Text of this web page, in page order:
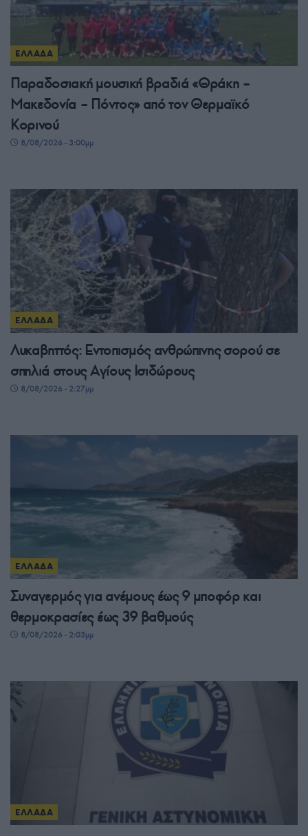
ΕΛΛΑΔΑ
Παραδοσιακή μουσική βραδιά «Θράκη –
Μακεδονία – Πόντος» από τον Θερμαϊκό
Κορινού
8/08/2026 - 3:00μμ
ΕΛΛΑΔΑ
Λυκαβηττός: Εντοπισμός ανθρώπινης σορού σε
σπηλιά στους Αγίους Ισιδώρους
8/08/2026 - 2:27μμ
ΕΛΛΑΔΑ
Συναγερμός για ανέμους έως 9 μποφόρ και
θερμοκρασίες έως 39 βαθμούς
8/08/2026 - 2:03μμ
ΕΛΛΑΔΑ